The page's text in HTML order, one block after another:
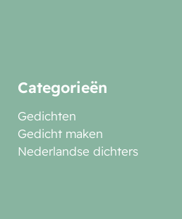
Categorieën
Gedichten
Gedicht maken
Nederlandse dichters